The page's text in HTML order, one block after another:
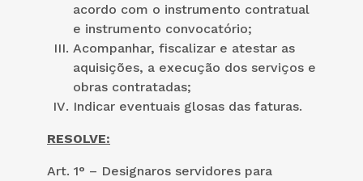
acordo com o instrumento contratual
e instrumento convocatório;
Acompanhar, fiscalizar e atestar as
aquisições, a execução dos serviços e
obras contratadas;
Indicar eventuais glosas das faturas.
RESOLVE:
Art. 1° – Designaros servidores para